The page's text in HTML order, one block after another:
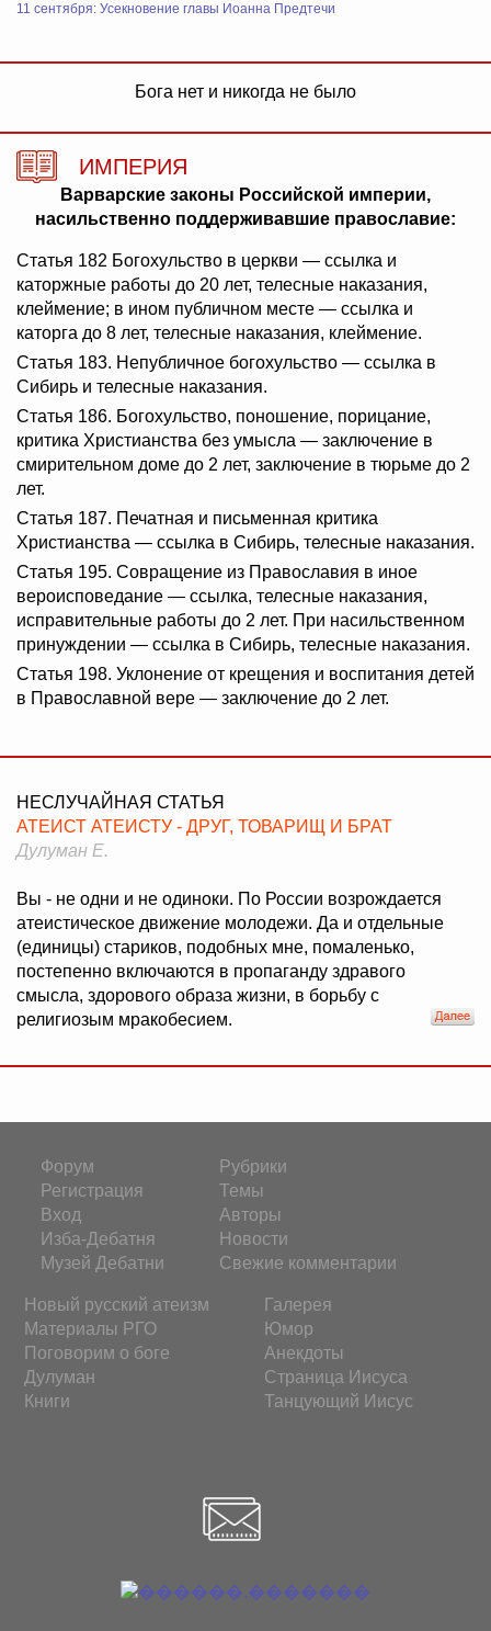
11 сентября: Усекновение главы Иоанна Предтечи
Бога нет и никогда не было
ИМПЕРИЯ
Варварские законы Российской империи,
насильственно поддерживавшие православие:
Статья 182 Богохульство в церкви — ссылка и
каторжные работы до 20 лет, телесные наказания,
клеймение; в ином публичном месте — ссылка и
каторга до 8 лет, телесные наказания, клеймение.
Статья 183. Непубличное богохульство — ссылка в
Сибирь и телесные наказания.
Статья 186. Богохульство, поношение, порицание,
критика Христианства без умысла — заключение в
смирительном доме до 2 лет, заключение в тюрьме до 2
лет.
Статья 187. Печатная и письменная критика
Христианства — ссылка в Сибирь, телесные наказания.
Статья 195. Совращение из Православия в иное
вероисповедание — ссылка, телесные наказания,
исправительные работы до 2 лет. При насильственном
принуждении — ссылка в Сибирь, телесные наказания.
Статья 198. Уклонение от крещения и воспитания детей
в Православной вере — заключение до 2 лет.
НЕСЛУЧАЙНАЯ СТАТЬЯ
АТЕИСТ АТЕИСТУ - ДРУГ, ТОВАРИЩ И БРАТ
Дулуман Е.
Вы - не одни и не одиноки. По России возрождается
атеистическое движение молодежи. Да и отдельные
(единицы) стариков, подобных мне, помаленько,
постепенно включаются в пропаганду здравого
смысла, здорового образа жизни, в борьбу с
религиозым мракобесием.
Форум
Регистрация
Вход
Изба-Дебатня
Музей Дебатни
Рубрики
Темы
Авторы
Новости
Свежие комментарии
Новый русский атеизм
Материалы РГО
Поговорим о боге
Дулуман
Книги
Галерея
Юмор
Анекдоты
Страница Иисуса
Танцующий Иисус